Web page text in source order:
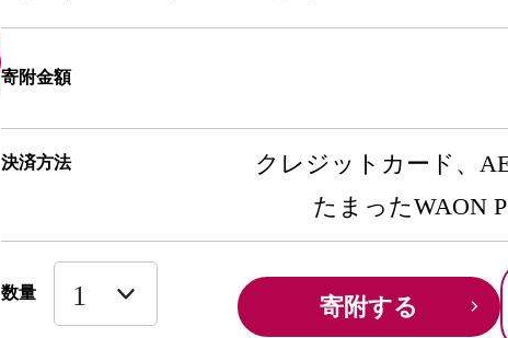
寄附金額
決済方法
クレジットカード、
たまったWAON
数量 寄附する